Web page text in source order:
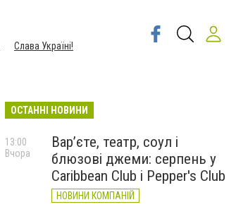
Слава Україні!
ОСТАННІ НОВИНИ
Вар’єте, театр, соул і
блюзові джеми: серпень у
Caribbean Club і Pepper's Club
НОВИНИ КОМПАНІЙ
13:00
Вчора